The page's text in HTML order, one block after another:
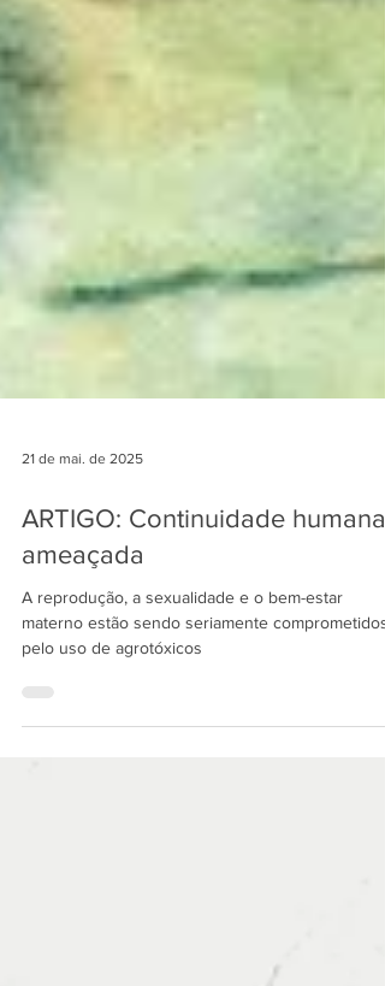
ARTIGO: Continuidade humana
ameaçada
A reprodução, a sexualidade e o bem-estar
materno estão sendo seriamente comprometidos